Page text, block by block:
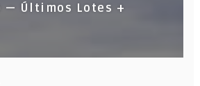
— Últimos Lotes +